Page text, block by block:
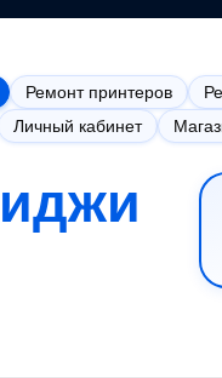
Ремонт принтеров
Личный кабинет